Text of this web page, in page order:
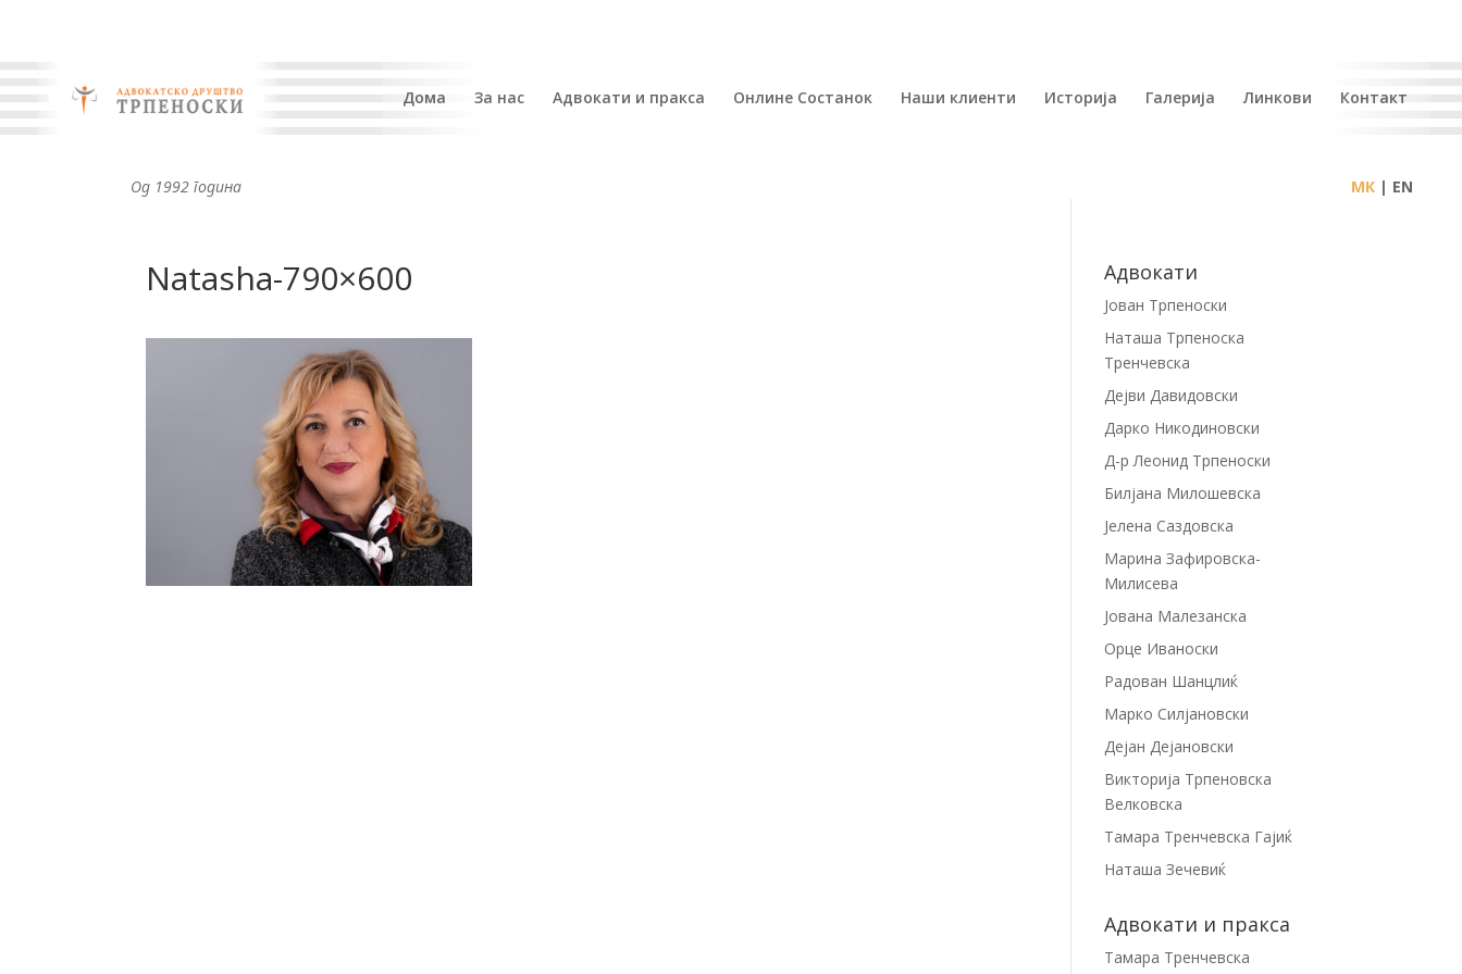
Дома За нас Адвокати и пракса Онлине Состанок Наши клиенти Историја Галерија Линкови Контакт
Од 1992 година | EN
Natasha-790×600 Адвокати
Јован Трпеноски
Наташа Трпеноска
Тренчевска
Дејви Давидовски
Дарко Никодиновски
Д-р Леонид Трпеноски
Билјана Милошевска
Јелена Саздовска
Марина Зафировска-
Милисева
Јована Малезанска
Орце Иваноски
Радован Шанцлиќ
Марко Силјановски
Дејан Дејановски
Викторија Трпеновска
Велковска
Тамара Тренчевска Гајиќ
Наташа Зечевиќ
Адвокати и пракса
Тамара Тренчевска